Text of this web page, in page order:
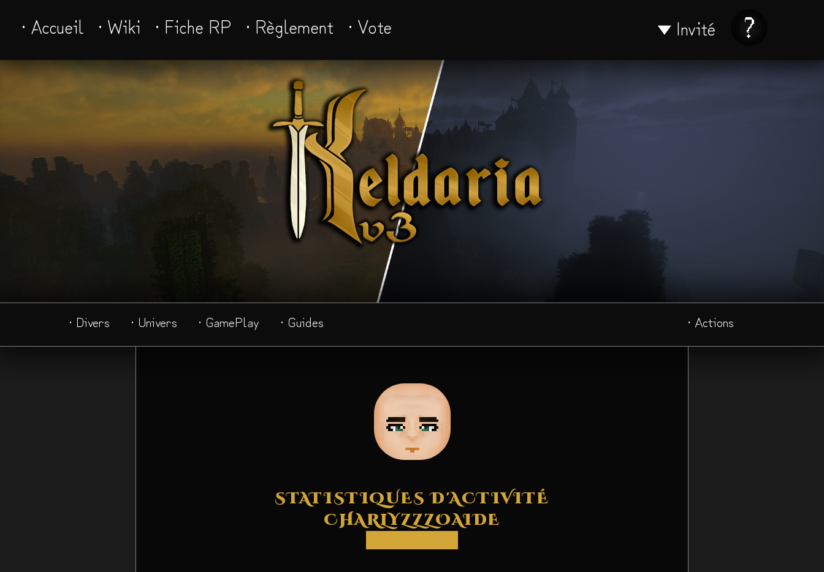
▼ Invité
· Accueil · Wiki · Fiche RP · Règlement · Vote
· Actions
· Divers · Univers · GamePlay · Guides
STATISTIQUES D'ACTIVITÉ
CHARLYZZZOAIDE